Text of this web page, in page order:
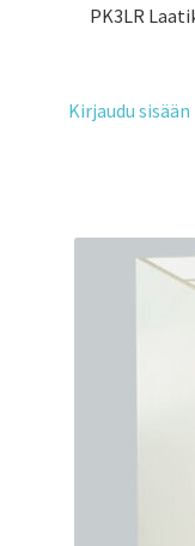
PK3LR
Kirjaudu